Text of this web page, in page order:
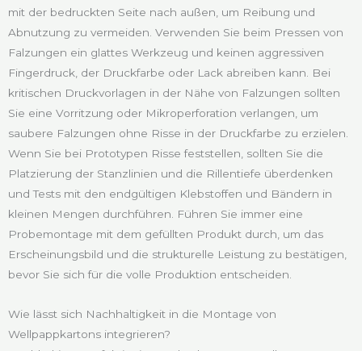
mit der bedruckten Seite nach außen, um Reibung und
Abnutzung zu vermeiden. Verwenden Sie beim Pressen von
Falzungen ein glattes Werkzeug und keinen aggressiven
Fingerdruck, der Druckfarbe oder Lack abreiben kann. Bei
kritischen Druckvorlagen in der Nähe von Falzungen sollten
Sie eine Vorritzung oder Mikroperforation verlangen, um
saubere Falzungen ohne Risse in der Druckfarbe zu erzielen.
Wenn Sie bei Prototypen Risse feststellen, sollten Sie die
Platzierung der Stanzlinien und die Rillentiefe überdenken
und Tests mit den endgültigen Klebstoffen und Bändern in
kleinen Mengen durchführen. Führen Sie immer eine
Probemontage mit dem gefüllten Produkt durch, um das
Erscheinungsbild und die strukturelle Leistung zu bestätigen,
bevor Sie sich für die volle Produktion entscheiden.
Wie lässt sich Nachhaltigkeit in die Montage von
Wellpappkartons integrieren?